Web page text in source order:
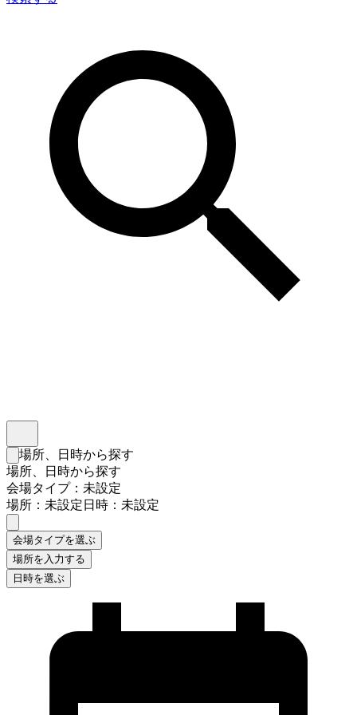
検索フォームを閉じる
場所、日時から探す
場所、日時から探す
会場タイプ：未設定
場所：未設定日時：未設定
会場タイプを選ぶ
場所を入力する
日時を選ぶ